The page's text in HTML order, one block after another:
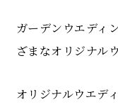
ガーデンウエディ
ざまなオリジナル
オリジナルウエデ